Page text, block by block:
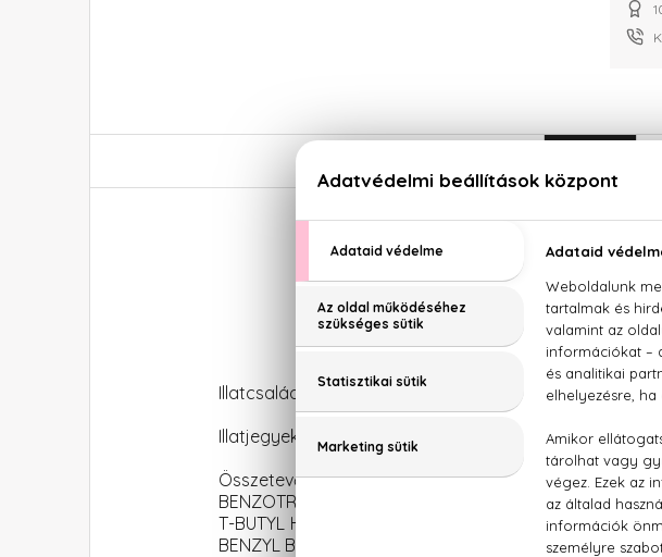
Illatcsalád: Virágos-orientális
Illatjegyek: Mandarin, málna, gyömbér virág, jázmin,
Összetevők: ALCOHOL, PARFUM / FRAGRANCE, AQUA /
BENZOTRIAZOLYL DODECYL P-CRESOL, LIMONENE,
T-BUTYL HYDROXYHYDROCINNAMATE, CITRONELLOL,
BENZYL BENZOATE, CITRAL, CI 60730 / EXT. VIOLET 2,